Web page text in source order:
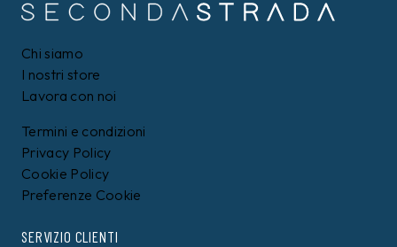
Chi siamo
I nostri store
Lavora con noi
Termini e condizioni
Privacy Policy
Cookie Policy
Preferenze Cookie
SERVIZIO CLIENTI